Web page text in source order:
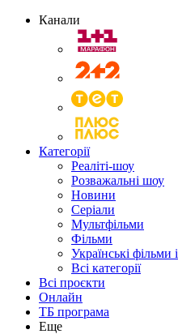
Канали
Категорії
Реаліті-шоу
Розважальні шоу
Новини
Серіали
Мультфільми
Фільми
Українські фільми
Всі категорії
Всі проєкти
Онлайн
ТБ програма
Еще